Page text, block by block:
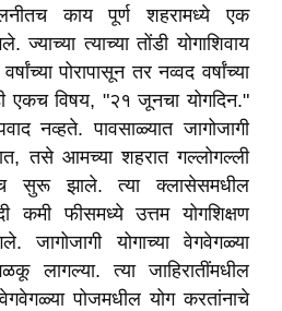
काय पूर्ण शहरामध्ये एक
ज्याच्या त्याच्या तोंडी योगाशिवाय
पोरापासून तर नव्वद वर्षांच्या
एकच विषय, "२१ जूनचा योगदिन."
नव्हते. पावसाळ्यात जागोजागी
तसे आमच्या शहरात गल्लोगल्ली
सुरू झाले. त्या क्लासेसमधील
कमी फीसमध्ये उत्तम योगशिक्षण
जागोजागी योगाच्या वेगवेगळ्या
लागल्या. त्या जाहिरातींमधील
वेगवेगळ्या पोजमधील योग करतांनाचे